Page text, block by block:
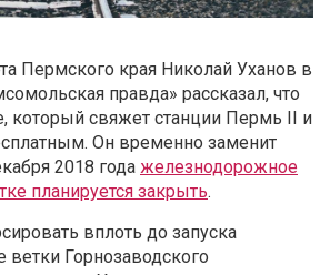
Пермского края Николай Уханов в
правда» рассказал, что
который свяжет станции Пермь II и
Он временно заменит
2018 года железнодорожное
планируется закрыть.
вплоть до запуска
ветки Горнозаводского